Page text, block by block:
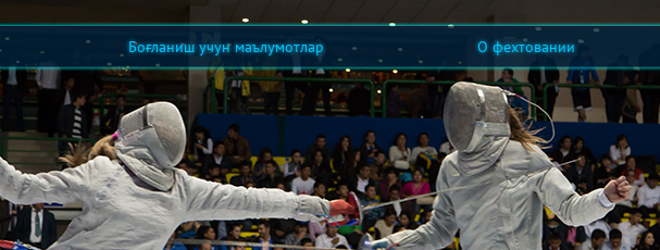
Боғланиш учун маълумотлар О фехтовании